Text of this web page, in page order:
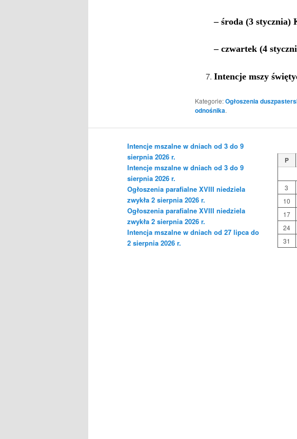
–środa (3 stycznia)
–czwartek (4
Intencje mszy
Kategorie:Ogłoszenia
odnośnika.
Intencje mszalne w dniach od 3 do 9
sierpnia 2026 r.
Intencje mszalne w dniach od 3 do 9
sierpnia 2026 r.
Ogłoszenia parafialne XVIII niedziela
zwykła 2 sierpnia 2026 r.
Ogłoszenia parafialne XVIII niedziela
zwykła 2 sierpnia 2026 r.
Intencja mszalne w dniach od 27 lipca do
2 sierpnia 2026 r.
P
3
10
17
24
31